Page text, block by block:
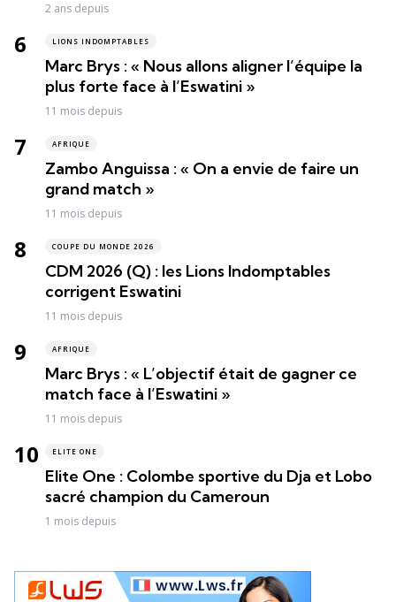
2 ans depuis
LIONS INDOMPTABLES
Marc Brys : « Nous allons aligner l’équipe la
plus forte face à l’Eswatini »
11 mois depuis
AFRIQUE
Zambo Anguissa : « On a envie de faire un
grand match »
11 mois depuis
COUPE DU MONDE 2026
CDM 2026 (Q) : les Lions Indomptables
corrigent Eswatini
11 mois depuis
AFRIQUE
Marc Brys : « L’objectif était de gagner ce
match face à l’Eswatini »
11 mois depuis
ELITE ONE
Elite One : Colombe sportive du Dja et Lobo
sacré champion du Cameroun
1 mois depuis